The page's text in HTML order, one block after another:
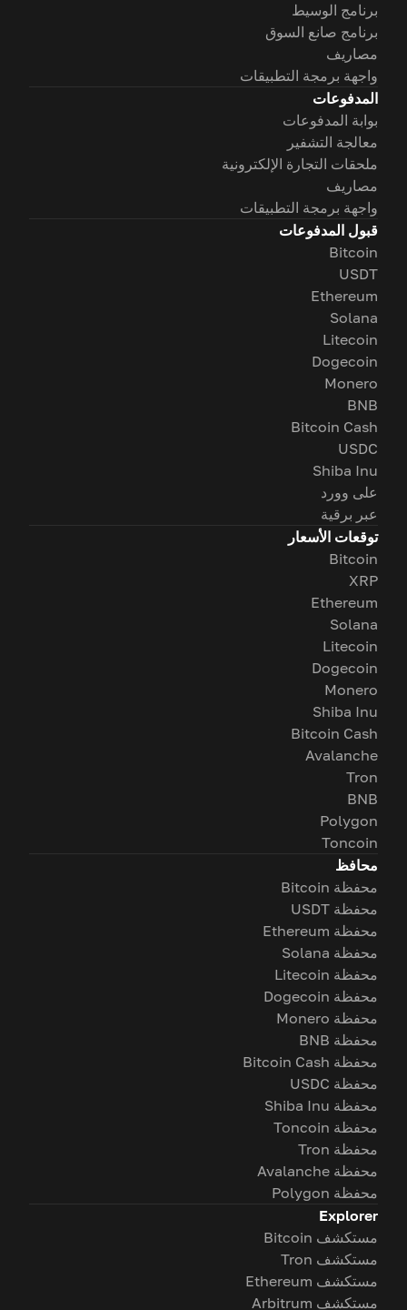
برنامج الوسيط
برنامج صانع السوق
مصاريف
واجهة برمجة التطبيقات
المدفوعات
بوابة المدفوعات
معالجة التشفير
ملحقات التجارة الإلكترونية
مصاريف
واجهة برمجة التطبيقات
قبول المدفوعات
Bitcoin
USDT
Ethereum
Solana
Litecoin
Dogecoin
Monero
BNB
Bitcoin Cash
USDC
Shiba Inu
على وورد
عبر برقية
توقعات الأسعار
Bitcoin
XRP
Ethereum
Solana
Litecoin
Dogecoin
Monero
Shiba Inu
Bitcoin Cash
Avalanche
Tron
BNB
Polygon
Toncoin
محافظ
محفظة Bitcoin
محفظة USDT
محفظة Ethereum
محفظة Solana
محفظة Litecoin
محفظة Dogecoin
محفظة Monero
محفظة BNB
محفظة Bitcoin Cash
محفظة USDC
محفظة Shiba Inu
محفظة Toncoin
محفظة Tron
محفظة Avalanche
محفظة Polygon
Explorer
مستكشف Bitcoin
مستكشف Tron
مستكشف Ethereum
مستكشف Arbitrum